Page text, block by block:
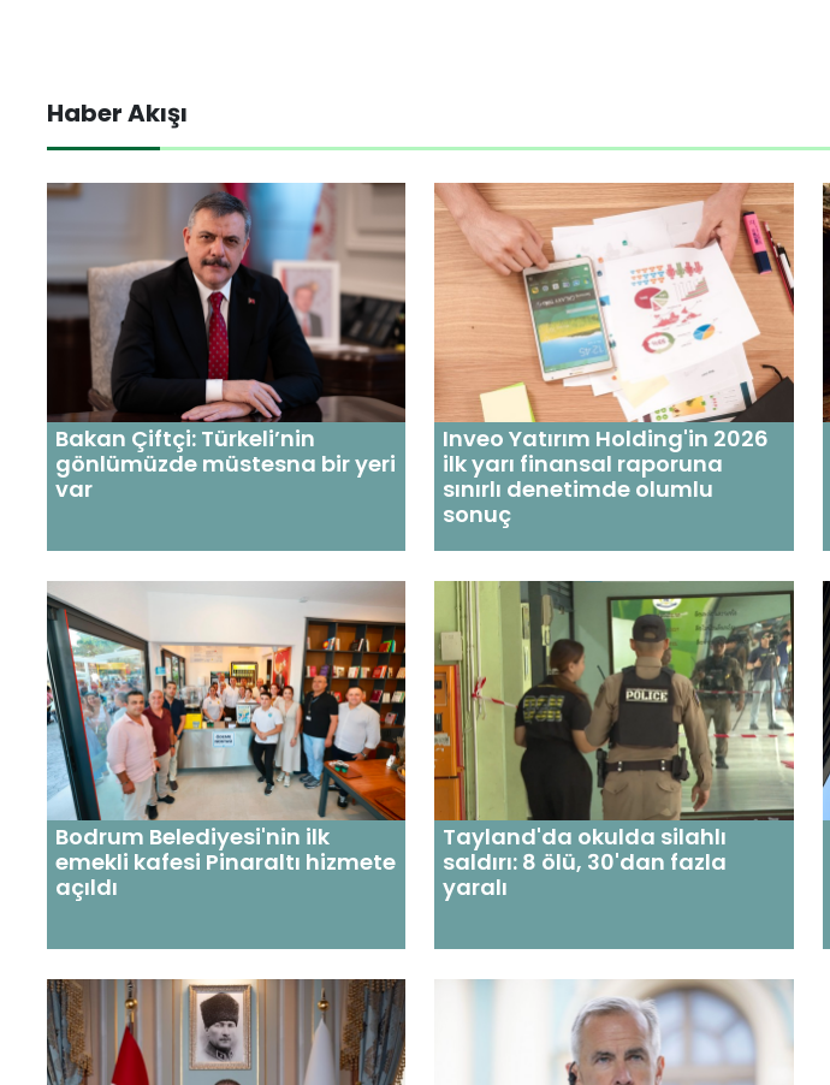
Haber Akışı
Bakan Çiftçi: Türkeli’nin
gönlümüzde müstesna bir yeri
var
Inveo Yatırım Holding'in 2026
ilk yarı finansal raporuna
sınırlı denetimde olumlu
sonuç
Bodrum Belediyesi'nin ilk
emekli kafesi Pinaraltı hizmete
açıldı
Tayland'da okulda silahlı
saldırı: 8 ölü, 30'dan fazla
yaralı